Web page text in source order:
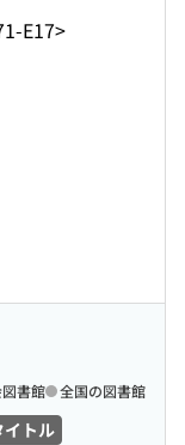
E17>
トル
書館 全国の図書館